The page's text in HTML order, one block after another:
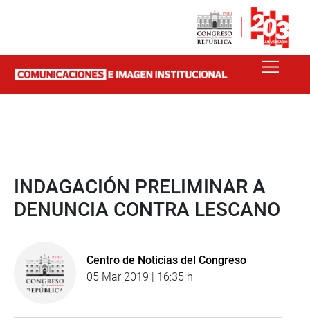
INDAGACIÓN PRELIMINAR A
DENUNCIA CONTRA LESCANO
Centro de Noticias del Congreso
05 Mar 2019 | 16:35 h